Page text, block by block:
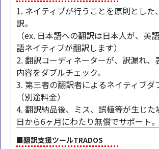
1. ネイティブが行うことを原則とした
訳。
（ex. 日本語への翻訳は日本人が、英
語ネイティブが翻訳します）
2. 翻訳コーディネーターが、訳漏れ、
内容をダブルチェック。
3. 第三者の翻訳者によるネイティブダ
（別途料金）
4. 翻訳納品後、ミス、誤植等が生じた
日から6ヶ月にわたり無償でサポート。
■翻訳支援ツールTRADOS